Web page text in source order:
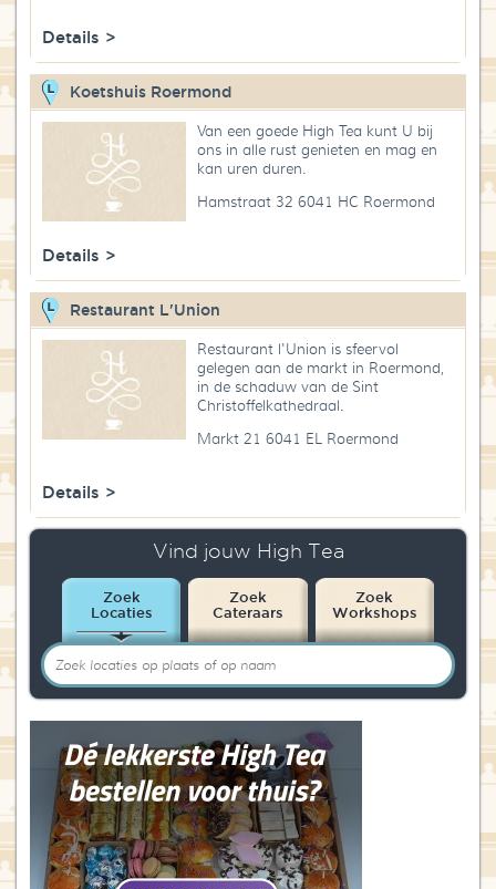
Details >
Koetshuis Roermond
Van een goede High Tea kunt U bij
ons in alle rust genieten en mag en
kan uren duren.
Hamstraat 32 6041 HC Roermond
Details >
Restaurant L'Union
Restaurant l'Union is sfeervol
gelegen aan de markt in Roermond,
in de schaduw van de Sint
Christoffelkathedraal.
Markt 21 6041 EL Roermond
Details >
Vind jouw High Tea
Zoek
Locaties
Zoek
Cateraars
Zoek
Workshops